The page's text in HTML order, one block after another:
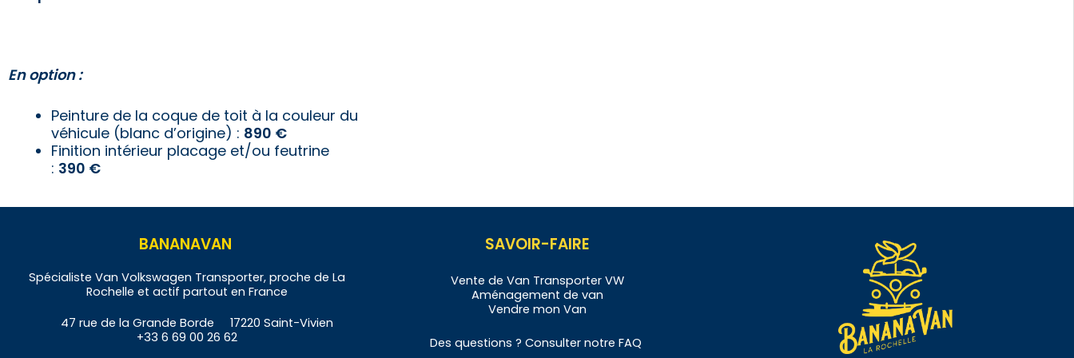
En option :
Peinture de la coque de toit à la couleur du
véhicule (blanc d’origine) : 890 €
Finition intérieur placage et/ou feutrine
: 390 €
BANANAVAN
Spécialiste Van Volkswagen Transporter, proche de La
Rochelle et actif partout en France
47 rue de la Grande Borde 17220 Saint-Vivien
+33 6 69 00 26 62
SAVOIR-FAIRE
Vente de Van Transporter VW
Aménagement de van
Vendre mon Van
Des questions ? Consulter notre FAQ